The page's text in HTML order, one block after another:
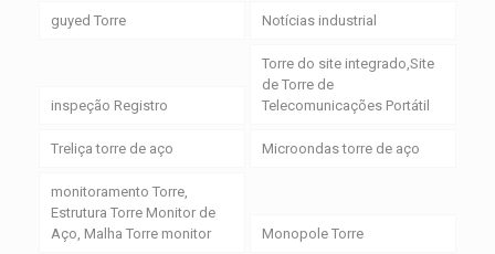
guyed Torre Notícias industrial
inspeção Registro
Torre do site integrado,Site
de Torre de
Telecomunicações Portátil
Treliça torre de aço Microondas torre de aço
monitoramento Torre,
Estrutura Torre Monitor de
Aço, Malha Torre monitor
Monopole Torre